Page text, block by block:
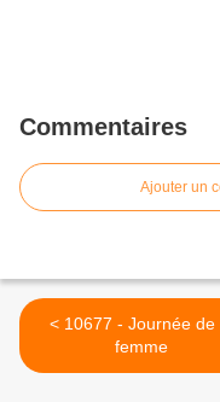
Commentaires
Ajouter un
< 10677 - Journée de la
femme